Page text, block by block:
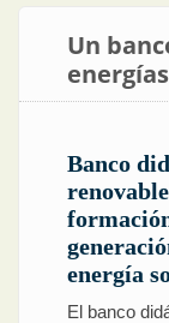
Un
Banco
energía
El banco